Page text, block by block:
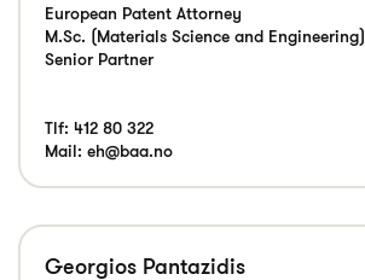
European Patent Attorney
M.Sc. (Materials Science and Engineering)
Senior Partner
Tlf: 412 80 322
Mail: eh@baa.no
Georgios Pantazidis